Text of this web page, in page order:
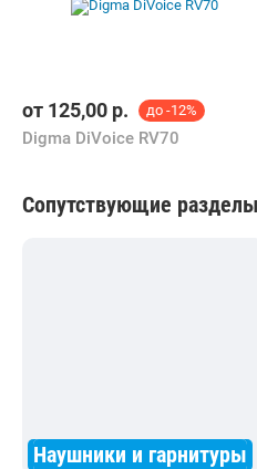
от 125,00 р. до -12%
Digma DiVoice RV70
Сопутствующие разделы
Наушники и гарнитуры